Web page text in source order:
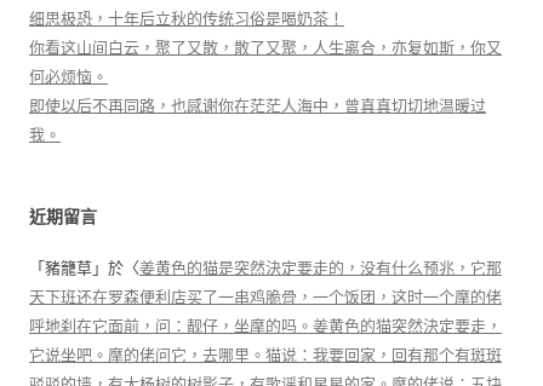
细思极恐，十年后立秋的传统习俗是喝奶茶！
你看这山间白云，聚了又散，散了又聚，人生离合，亦复如斯，你又
何必烦恼。
即使以后不再同路，也感谢你在茫茫人海中，曾真真切切地温暖过
我。
近期留言
「 豬籠草 」於〈姜黄色的猫是突然決定要走的，没有什么预兆，它那
天下班还在罗森便利店买了一串鸡脆骨，一个饭团，这时一个摩的佬
呼地刹在它面前，问：靓仔，坐摩的吗。姜黄色的猫突然決定要走，
它说坐吧。摩的佬问它，去哪里。猫说：我要回家，回有那个有斑斑